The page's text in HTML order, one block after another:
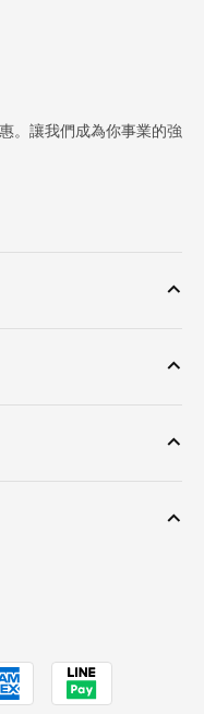
。讓我們成為你事業的強